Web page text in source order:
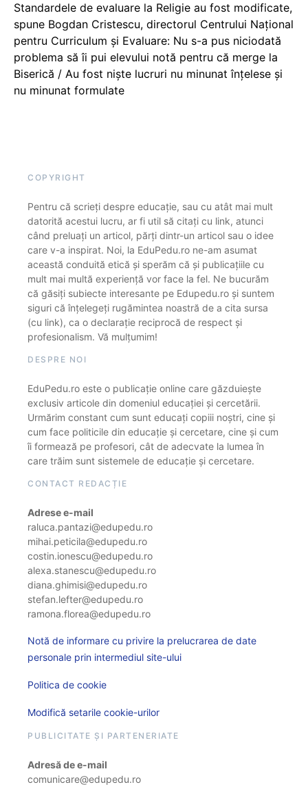
Standardele de evaluare la Religie au fost modificate,
spune Bogdan Cristescu, directorul Centrului Național
pentru Curriculum și Evaluare: Nu s-a pus niciodată
problema să îi pui elevului notă pentru că merge la
Biserică / Au fost niște lucruri nu minunat înțelese și
nu minunat formulate
COPYRIGHT
Pentru că scrieți despre educație, sau cu atât mai mult
datorită acestui lucru, ar fi util să citați cu link, atunci
când preluați un articol, părți dintr-un articol sau o idee
care v-a inspirat. Noi, la EduPedu.ro ne-am asumat
această conduită etică și sperăm că și publicațiile cu
mult mai multă experiență vor face la fel. Ne bucurăm
că găsiți subiecte interesante pe Edupedu.ro și suntem
siguri că înțelegeți rugămintea noastră de a cita sursa
(cu link), ca o declarație reciprocă de respect și
profesionalism. Vă mulțumim!
DESPRE NOI
EduPedu.ro este o publicație online care găzduiește
exclusiv articole din domeniul educației și cercetării.
Urmărim constant cum sunt educați copiii noștri, cine și
cum face politicile din educație și cercetare, cine și cum
îi formează pe profesori, cât de adecvate la lumea în
care trăim sunt sistemele de educație și cercetare.
CONTACT REDACȚIE
Adrese e-mail
raluca.pantazi@edupedu.ro
mihai.peticila@edupedu.ro
costin.ionescu@edupedu.ro
alexa.stanescu@edupedu.ro
diana.ghimisi@edupedu.ro
stefan.lefter@edupedu.ro
ramona.florea@edupedu.ro
Notă de informare cu privire la prelucrarea de date
personale prin intermediul site-ului
Politica de cookie
Modifică setarile cookie-urilor
PUBLICITATE ȘI PARTENERIATE
Adresă de e-mail
comunicare@edupedu.ro